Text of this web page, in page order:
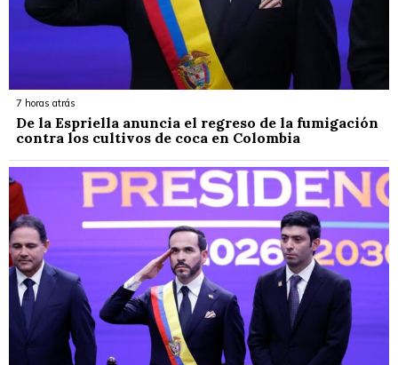
7 horas atrás
De la Espriella anuncia el regreso de la fumigación
contra los cultivos de coca en Colombia